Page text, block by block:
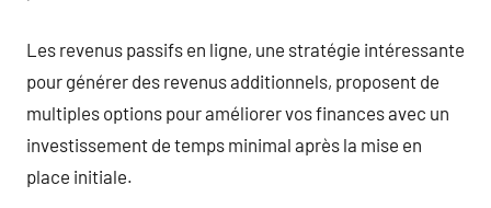
Les revenus passifs en ligne, une stratégie intéressante
pour générer des revenus additionnels, proposent de
multiples options pour améliorer vos finances avec un
investissement de temps minimal après la mise en
place initiale.